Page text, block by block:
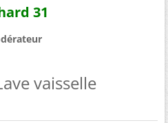
31
vaisselle